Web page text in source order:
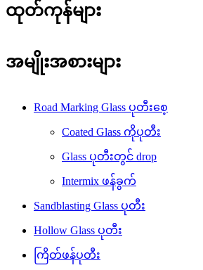
ထုတ်ကုန်များ
အမျိုးအစားများ
Road Marking Glass ပုတီးစေ့
Coated Glass ကိုပုတီး
Glass ပုတီးတွင် drop
Intermix ဖန်ခွက်
Sandblasting Glass ပုတီး
Hollow Glass ပုတီး
ကြိတ်ဖန်ပုတီး